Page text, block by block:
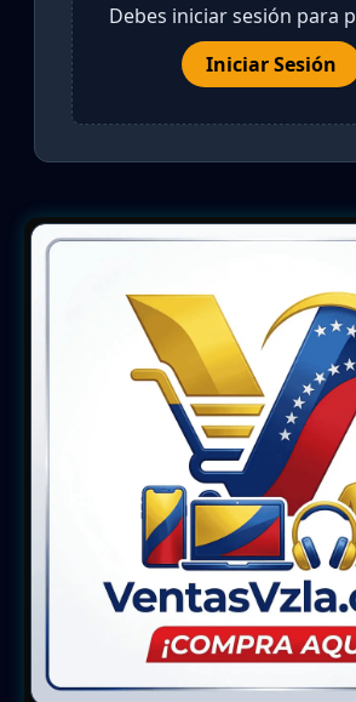
Debes iniciar sesión para
Iniciar Sesión